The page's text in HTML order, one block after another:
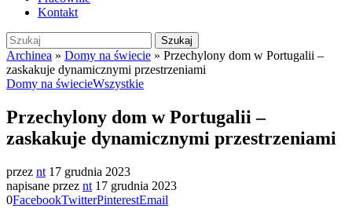
Kontakt
Szukaj
Archinea » Domy na świecie » Przechylony dom w Portugalii –
zaskakuje dynamicznymi przestrzeniami
Domy na świecieWszystkie
Przechylony dom w Portugalii –
zaskakuje dynamicznymi przestrzeniami
przez nt 17 grudnia 2023
napisane przez nt 17 grudnia 2023
0FacebookTwitterPinterestEmail